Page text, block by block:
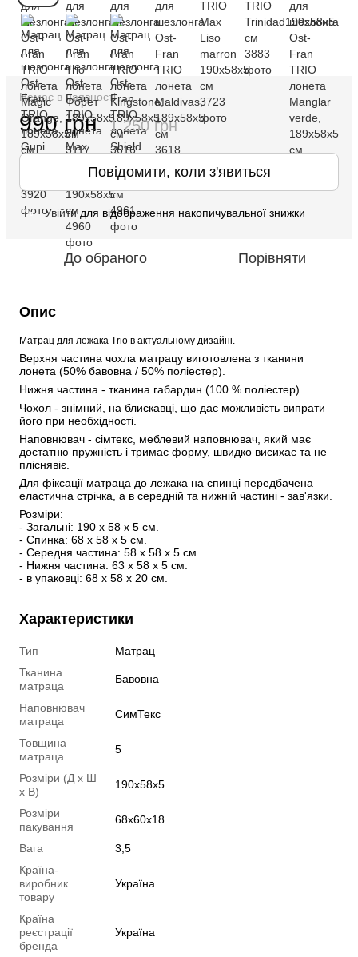
Немає в наявності
990 грн 1 250 грн
Повідомити, коли з'явиться
% Увійтидля відображення накопичувальної знижки
До обраного Порівняти
Опис
Матрац для лежака Trio в актуальному дизайні.
Верхня частина чохла матрацу виготовлена з тканини
лонета (50% бавовна / 50% поліестер).
Нижня частина - тканина габардин (100 % поліестер).
Чохол - знімний, на блискавці, що дає можливість випрати
його при необхідності.
Наповнювач - сімтекс, меблевий наповнювач, який має
достатню пружність і тримає форму, швидко висихає та не
пліснявіє.
Для фіксації матраца до лежака на спинці передбачена
еластична стрічка, а в середній та нижній частині - зав'язки.
Розміри:
- Загальні: 190 х 58 х 5 см.
- Спинка: 68 х 58 х 5 см.
- Середня частина: 58 х 58 х 5 см.
- Нижня частина: 63 х 58 х 5 см.
- в упаковці: 68 х 58 х 20 см.
Характеристики
Тип
Матрац
Тканина
матраца
Бавовна
Наповнювач
матраца
СимТекс
Товщина
матраца
5
Розміри (Д х Ш
х В)
190x58x5
Розміри
пакування
68x60x18
Вага
3,5
Країна-
виробник
товару
Україна
Країна
реєстрації
бренда
Україна